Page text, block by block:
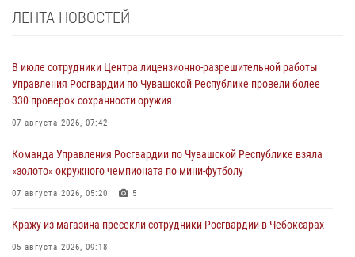
ЛЕНТА НОВОСТЕЙ
В июле сотрудники Центра лицензионно-разрешительной работы
Управления Росгвардии по Чувашской Республике провели более
330 проверок сохранности оружия
07 августа 2026, 07:42
Команда Управления Росгвардии по Чувашской Республике взяла
«золото» окружного чемпионата по мини-футболу
07 августа 2026, 05:20 5
Кражу из магазина пресекли сотрудники Росгвардии в Чебоксарах
05 августа 2026, 09:18